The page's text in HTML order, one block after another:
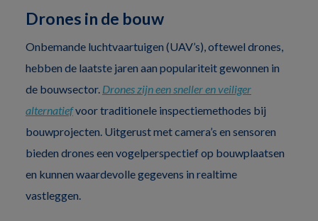
Drones in de bouw
Onbemande luchtvaartuigen (UAV’s), oftewel drones,
hebben de laatste jaren aan populariteit gewonnen in
de bouwsector. Drones zijn een sneller en veiliger
alternatiefvoor traditionele inspectiemethodes bij
bouwprojecten. Uitgerust met camera’s en sensoren
bieden drones een vogelperspectief op bouwplaatsen
en kunnen waardevolle gegevens in realtime
vastleggen.